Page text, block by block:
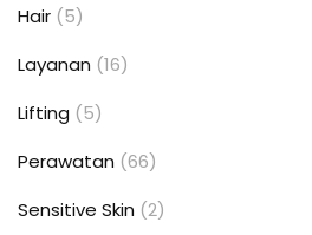
Hair (5)
Layanan (16)
Lifting (5)
Perawatan (66)
Sensitive Skin (2)